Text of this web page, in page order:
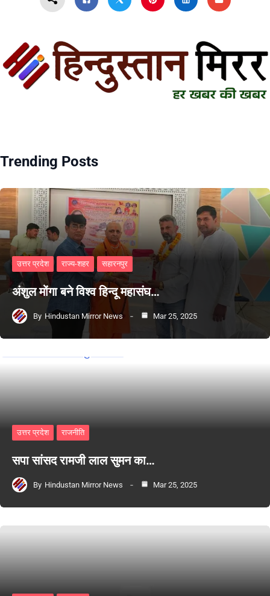
Trending Posts
उत्तर प्रदेश राज्य-शहर सहारनपुर
अंशुल मोंगा बने विश्व हिन्दू महासंघ…
By Hindustan Mirror News Mar 25, 2025
उत्तर प्रदेश राजनीति
सपा सांसद रामजी लाल सुमन का…
By Hindustan Mirror News Mar 25, 2025